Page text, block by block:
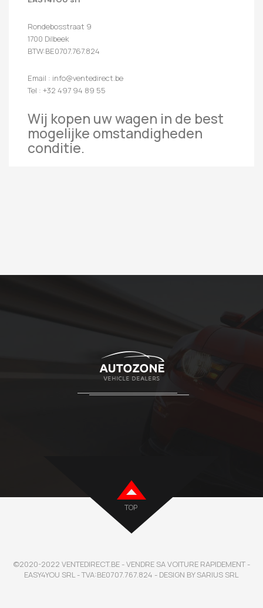
Rondebosstraat 9
1700 Dilbeek
BTW:BE0707.767.824
Email : info@ventedirect.be
Tel : +32 497 94 89 55
Wij kopen uw wagen in de best
mogelijke omstandigheden
conditie.
TOP
©2020-2022 VENTEDIRECT.BE - VENDRE SA VOITURE RAPIDEMENT -
EASY4YOU SRL - TVA:BE0707.767.824 - DESIGN BY SARIUS SRL